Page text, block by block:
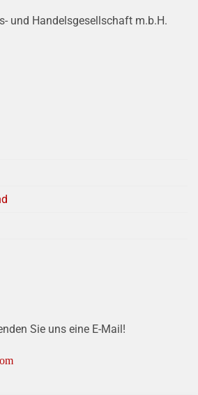
und Handelsgesellschaft m.b.H.
Sie uns eine E-Mail!